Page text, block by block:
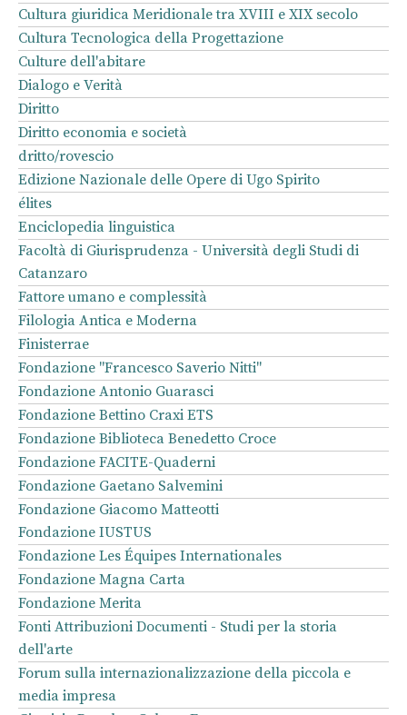
Cultura giuridica Meridionale tra XVIII e XIX secolo
Cultura Tecnologica della Progettazione
Culture dell'abitare
Dialogo e Verità
Diritto
Diritto economia e società
dritto/rovescio
Edizione Nazionale delle Opere di Ugo Spirito
élites
Enciclopedia linguistica
Facoltà di Giurisprudenza - Università degli Studi di
Catanzaro
Fattore umano e complessità
Filologia Antica e Moderna
Finisterrae
Fondazione "Francesco Saverio Nitti"
Fondazione Antonio Guarasci
Fondazione Bettino Craxi ETS
Fondazione Biblioteca Benedetto Croce
Fondazione FACITE-Quaderni
Fondazione Gaetano Salvemini
Fondazione Giacomo Matteotti
Fondazione IUSTUS
Fondazione Les Équipes Internationales
Fondazione Magna Carta
Fondazione Merita
Fonti Attribuzioni Documenti - Studi per la storia
dell'arte
Forum sulla internazionalizzazione della piccola e
media impresa